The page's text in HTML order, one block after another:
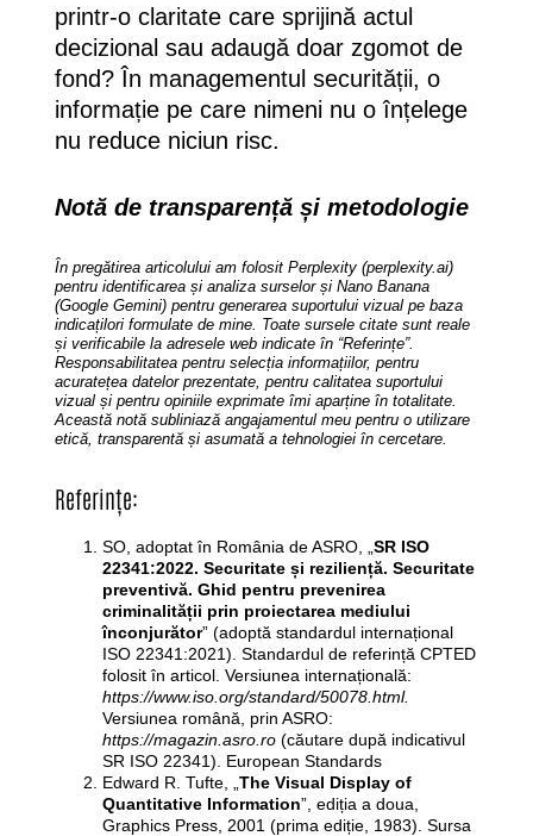
printr-o claritate care sprijină actul
decizional sau adaugă doar zgomot de
fond? În managementul securității, o
informație pe care nimeni nu o înțelege
nu reduce niciun risc.
Notă de transparență și metodologie
În pregătirea articolului am folosit Perplexity (perplexity.ai)
pentru identificarea și analiza surselor și Nano Banana
(Google Gemini) pentru generarea suportului vizual pe baza
indicațilori formulate de mine. Toate sursele citate sunt reale
și verificabile la adresele web indicate în “Referințe”.
Responsabilitatea pentru selecția informațiilor, pentru
acuratețea datelor prezentate, pentru calitatea suportului
vizual și pentru opiniile exprimate îmi aparține în totalitate.
Această notă subliniază angajamentul meu pentru o utilizare
etică, transparentă și asumată a tehnologiei în cercetare.
Referințe:
SO, adoptat în România de ASRO, „ SR ISO
22341:2022. Securitate și reziliență. Securitate
preventivă. Ghid pentru prevenirea
criminalității prin proiectarea mediului
înconjurător” (adoptă standardul internațional
ISO 22341:2021). Standardul de referință CPTED
folosit în articol. Versiunea internațională:
https://www.iso.org/standard/50078.html.
Versiunea română, prin ASRO:
https://magazin.asro.ro(căutare după indicativul
SR ISO 22341). European Standards
Edward R. Tufte, „ The Visual Display of
Quantitative Information”, ediția a doua,
Graphics Press, 2001 (prima ediție, 1983). Sursa